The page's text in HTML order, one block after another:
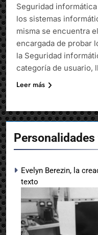
Evelyn Berezin, la
texto
Seguridad
los sistemas
misma se encuentra
encargada de probar
la Seguridad
categoría de usuario,
Leer más